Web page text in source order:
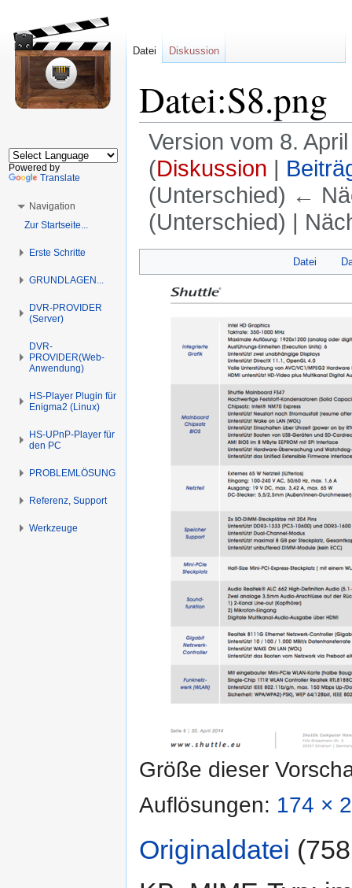
Datei:S8.png
Version vom 8.
(Diskussion |
(Unterschied) ←
(Unterschied) |
Navigation
springen
Suche
springen
Datei
Größe dieser
Auflösungen: 174 ×
Originaldatei
Datei Diskussion
Powered by
Translate
Navigation
Zur Startseite...
Erste Schritte
GRUNDLAGEN...
DVR-PROVIDER
(Server)
DVR-
PROVIDER(Web-
Anwendung)
HS-Player Plugin für
Enigma2 (Linux)
HS-UPnP-Player für
den PC
PROBLEMLÖSUNG
Referenz, Support
Werkzeuge